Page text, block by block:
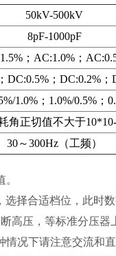
50kV-500kV
8pF-1000pF
；AC:1.0%；
DC:0.5%；DC:0.2%；
1.0%；1.0%/0.5%；
角正切值不大于
30～300Hz（工频）
选择合适档位，此时
高压，等标准分压器
况下请注意交流和直